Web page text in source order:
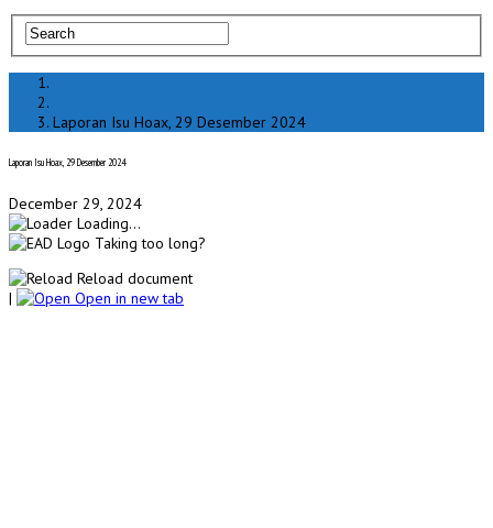
Laporan Isu Hoax, 29 Desember 2024
Laporan Isu Hoax, 29 Desember 2024
December 29, 2024
Loading...
Taking too long?
Reload document
|
Open in new tab